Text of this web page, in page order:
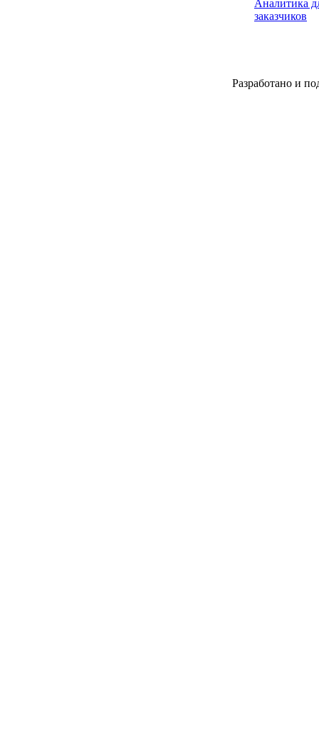
Аналитика
заказчиков
Разработано и